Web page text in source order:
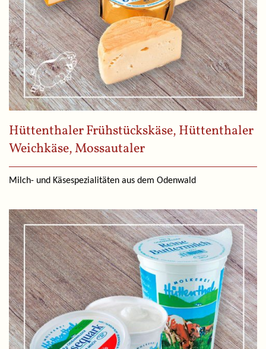
Hüttenthaler Frühstückskäse, Hüttenthaler
Weichkäse, Mossautaler
Milch- und Käsespezialitäten aus dem Odenwald